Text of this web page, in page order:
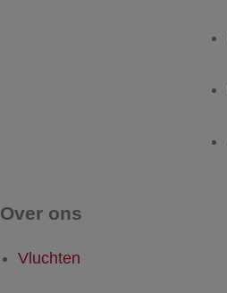
Over ons
Vluchten